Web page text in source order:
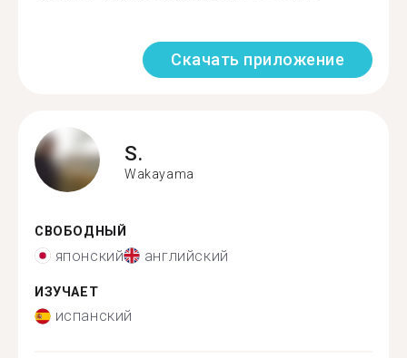
Скачать приложение
S.
Wakayama
СВОБОДНЫЙ
японский английский
ИЗУЧАЕТ
испанский